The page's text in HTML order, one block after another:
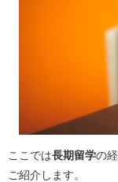
ここでは長期留学の
ご紹介します。